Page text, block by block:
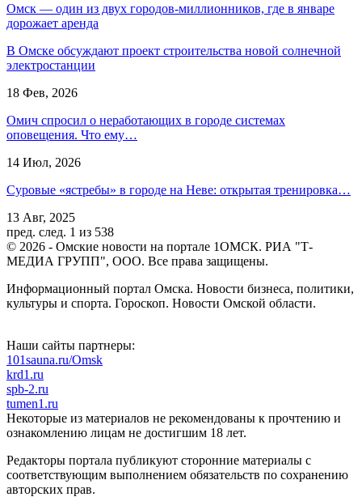
Омск — один из двух городов-миллионников, где в январе
дорожает аренда
В Омске обсуждают проект строительства новой солнечной
электростанции
18 Фев, 2026
Омич спросил о неработающих в городе системах
оповещения. Что ему…
14 Июл, 2026
Суровые «ястребы» в городе на Неве: открытая тренировка…
13 Авг, 2025
пред. след. 1 из 538
© 2026 - Омские новости на портале 1ОМСК. РИА "Т-
МЕДИА ГРУПП", ООО. Все права защищены.
Информационный портал Омска. Новости бизнеса, политики,
культуры и спорта. Гороскоп. Новости Омской области.
Наши сайты партнеры:
101sauna.ru/Omsk
krd1.ru
spb-2.ru
tumen1.ru
Некоторые из материалов не рекомендованы к прочтению и
ознакомлению лицам не достигшим 18 лет.
Редакторы портала публикуют сторонние материалы с
соответствующим выполнением обязательств по сохранению
авторских прав.